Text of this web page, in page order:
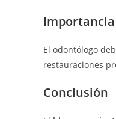
El odontólogo
restauraciones
Conclusión